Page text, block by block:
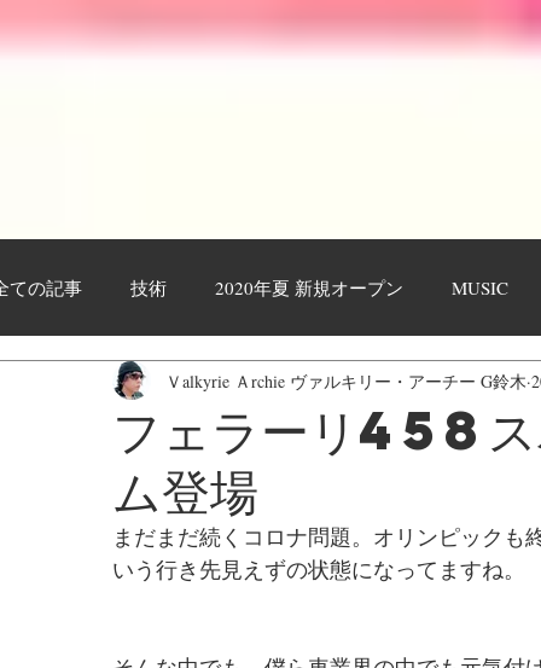
ての記事 技術 2020年夏 新規オープン MUSIC
作業工程・レポート 日々日記 お客様
フェラーリ458
ム登場
Ｖalkyrie Ａrchie ヴァルキリー・アーチー G鈴木
まだまだ続くコロナ問題。オリンピック
いう行き先見えずの状態になってますね。